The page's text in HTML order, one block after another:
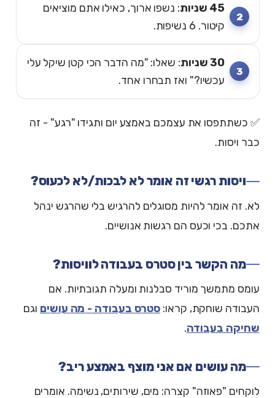
45 שניות
: נשפו ארוך, כאילו אתם מוציאים
קיטור. 6 נשיפות.
30 שניות
: שאלו: "מה הדבר הכי קטן שיקל עלי
עכשיו?" ואז תבחרו אחד.
✅ כשתתפסו את עצמכם באמצע יום ותגידו "רגע" - זה
כבר ויסות.
ויסות רגשי זה אומר לא לבכות/לא לכעוס?
לא. זה אומר להיות מסוגלים להרגיש בלי שהרגש ינהל
אתכם. בכי וכעס הם רגשות אנושיים.
מה הקשר בין סטרס בעבודה לוויסות?
עומס מתמשך מוריד סבלנות ומעלה תגובתיות. אם
העבודה שוחקת, קראו: סטרס בעבודה - מה עושים וגם
שחיקה בעבודה.
מה עושים אם אני מוצף באמצע ריב?
לוקחים "פאוזה" קצרה: מים, שירותים, נשימה. אומרים